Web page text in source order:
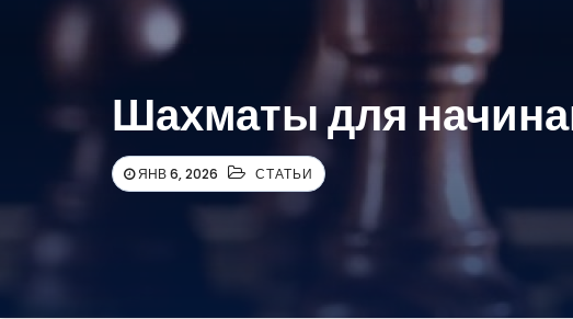
Шахматы для
ЯНВ 6, 2026 СТАТЬИ